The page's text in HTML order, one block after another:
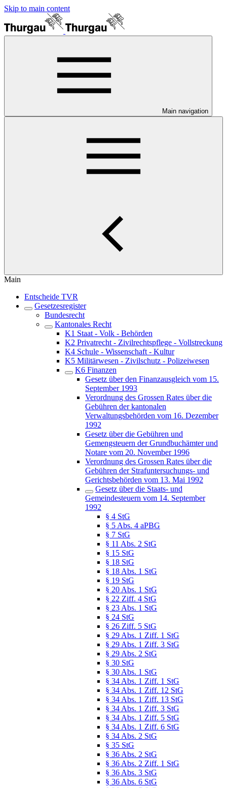
Skip to main content
Main navigation
Main
Entscheide TVR
Gesetzesregister
Bundesrecht
Kantonales Recht
K1 Staat - Volk - Behörden
K2 Privatrecht - Zivilrechtspflege - Vollstreckung
K4 Schule - Wissenschaft - Kultur
K5 Militärwesen - Zivilschutz - Polizeiwesen
K6 Finanzen
Gesetz über den Finanzausgleich vom 15.
September 1993
Verordnung des Grossen Rates über die
Gebühren der kantonalen
Verwaltungsbehörden vom 16. Dezember
1992
Gesetz über die Gebühren und
Gemengsteuern der Grundbuchämter und
Notare vom 20. November 1996
Verordnung des Grossen Rates über die
Gebühren der Strafuntersuchungs- und
Gerichtsbehörden vom 13. Mai 1992
Gesetz über die Staats- und
Gemeindesteuern vom 14. September
1992
§ 4 StG
§ 5 Abs. 4 aPBG
§ 7 StG
§ 11 Abs. 2 StG
§ 15 StG
§ 18 StG
§ 18 Abs. 1 StG
§ 19 StG
§ 20 Abs. 1 StG
§ 22 Ziff. 4 StG
§ 23 Abs. 1 StG
§ 24 StG
§ 26 Ziff. 5 StG
§ 29 Abs. 1 Ziff. 1 StG
§ 29 Abs. 1 Ziff. 3 StG
§ 29 Abs. 2 StG
§ 30 StG
§ 30 Abs. 1 StG
§ 34 Abs. 1 Ziff. 1 StG
§ 34 Abs. 1 Ziff. 12 StG
§ 34 Abs. 1 Ziff. 13 StG
§ 34 Abs. 1 Ziff. 3 StG
§ 34 Abs. 1 Ziff. 5 StG
§ 34 Abs. 1 Ziff. 6 StG
§ 34 Abs. 2 StG
§ 35 StG
§ 36 Abs. 2 StG
§ 36 Abs. 2 Ziff. 1 StG
§ 36 Abs. 3 StG
§ 36 Abs. 6 StG